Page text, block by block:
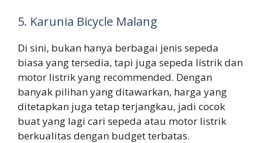
5. Karunia Bicycle Malang
Di sini, bukan hanya berbagai jenis sepeda
biasa yang tersedia, tapi juga sepeda listrik dan
motor listrik yang recommended. Dengan
banyak pilihan yang ditawarkan, harga yang
ditetapkan juga tetap terjangkau, jadi cocok
buat yang lagi cari sepeda atau motor listrik
berkualitas dengan budget terbatas.